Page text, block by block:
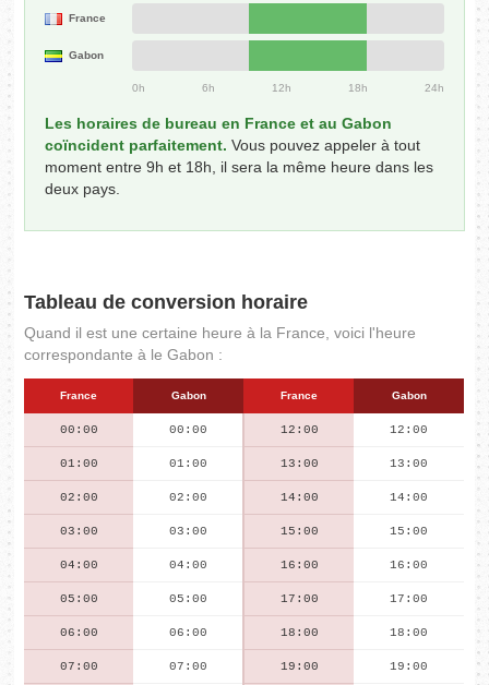
France
Gabon
0h 6h 12h 18h 24h
Les horaires de bureau en France et au Gabon
coïncident parfaitement. Vous pouvez appeler à tout
moment entre 9h et 18h, il sera la même heure dans les
deux pays.
Tableau de conversion horaire
Quand il est une certaine heure à la France, voici l'heure
correspondante à le Gabon :
France Gabon France Gabon
00:00 00:00 12:00 12:00
01:00 01:00 13:00 13:00
02:00 02:00 14:00 14:00
03:00 03:00 15:00 15:00
04:00 04:00 16:00 16:00
05:00 05:00 17:00 17:00
06:00 06:00 18:00 18:00
07:00 07:00 19:00 19:00